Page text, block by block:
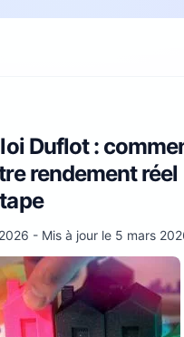
Duflot :
rendement réel
- Mis à jour le 5 mars